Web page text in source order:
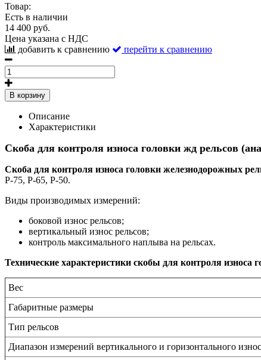
Товар:
Есть в наличии
14 400 руб.
Цена указана с НДС
добавить к сравнению
перейти к сравнению
В корзину
Описание
Характеристики
Скоба для контроля износа головки жд рельсов
Скоба для контроля износа головки железнодорожных
Р-75, Р-65, Р-50.
Виды производимых измерений:
боковой износ рельсов;
вертикальный износ рельсов;
контроль максимального наплыва на рельсах.
Технические характеристики скобы для контроля износа
Вес
Габаритные размеры
Тип рельсов
Диапазон измерений вертикального и горизонтального